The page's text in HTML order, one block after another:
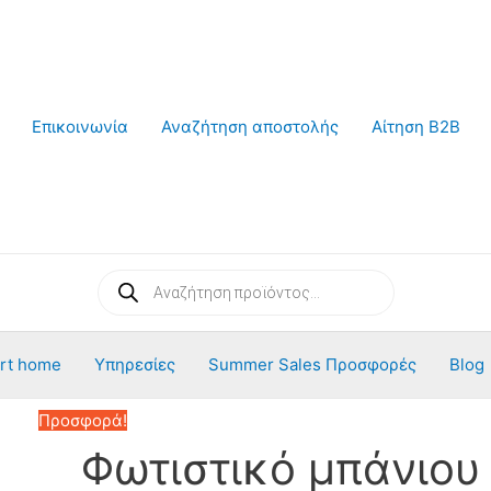
Επικοινωνία
Αναζήτηση αποστολής Αίτηση B2B
Products
search
home Υπηρεσίες Summer Sales Προσφορές Blog
Προσφορά!
Φωτιστικό μπάνιου